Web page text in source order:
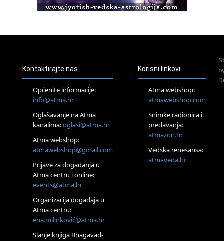
Access BARS®, otpusti stres
Pjesma srca / Zagreb
Tečaj Višeg Vodstva, razvijanja intuicije i Akaša zapisa
Online
Upisi u program Profesionalni hipnoterapeut — nova
Online
Postanite Nositelj Vibracije Nove Zemlje
Visoko
Alemka Dauskardt – Jednodnevna radionica sistemskih
konstelacija
Zagreb
HOD PO ŽERAVICI – Seminar koji mijenja tijelo, duh i um
Kontaktirajte nas
Općenite informacije:
info@atma.hr
Oglašavanje na Atma
kanalima:oglasi@atma.hr
Atma webshop:
atmawebshop@gmail.com
Prijave za događanja u
Atma centru i online:
events@atma.hr
Organizacija događaja u
Atma centru:
ena.milinković@atma.hr
Slanje knjiga Bhagavad-
Korisni linkovi
Atma webshop:
atmawebshop.com
Snimke radionica i
predavanja:
atmazon.hr
Vedska renesansa:
atmaveda.hr